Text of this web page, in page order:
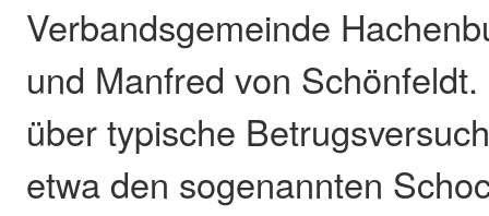
Verbandsgemeinde
und Manfred von
über typische
etwa den sogenannten